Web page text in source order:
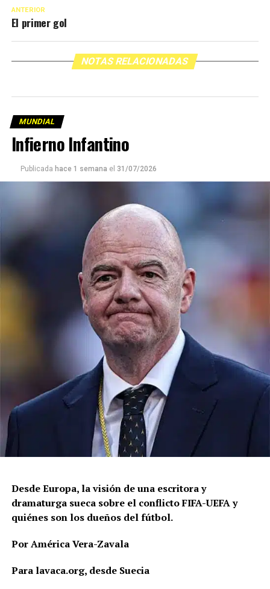
ANTERIOR
El primer gol
NOTAS RELACIONADAS
MUNDIAL
Infierno Infantino
Publicada hace 1 semana el 31/07/2026
Desde Europa, la visión de una escritora y
dramaturga sueca sobre el conflicto FIFA-UEFA y
quiénes son los dueños del fútbol.
Por América Vera-Zavala
Para lavaca.org, desde Suecia